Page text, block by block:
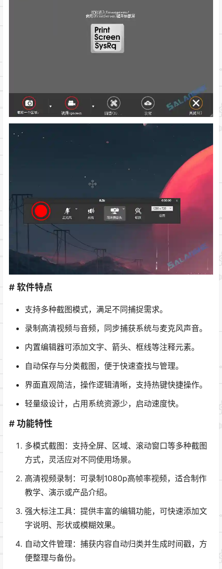
# 软件特点
支持多种截图模式，满足不同捕捉需求。
录制高清视频与音频，同步捕获系统与麦克风声音。
内置编辑器可添加文字、箭头、框线等注释元素。
自动保存与分类截图，便于快速查找与管理。
界面直观简洁，操作逻辑清晰，支持热键快捷操作。
轻量级设计，占用系统资源少，启动速度快。
# 功能特性
多模式截图：支持全屏、区域、滚动窗口等多种截图
方式，灵活应对不同使用场景。
高清视频录制：可录制1080p高帧率视频，适合制作
教学、演示或产品介绍。
强大标注工具：提供丰富的编辑功能，可快速添加文
字说明、形状或模糊效果。
自动文件管理：捕获内容自动归类并生成时间戳，方
便整理与备份。